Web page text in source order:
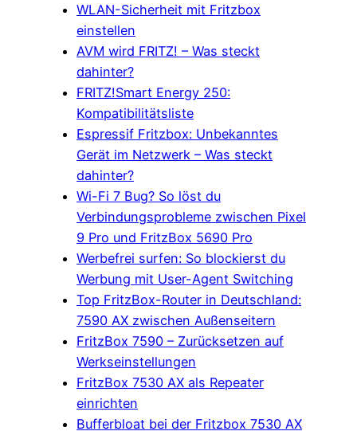
WLAN-Sicherheit mit Fritzbox
einstellen
AVM wird FRITZ! – Was steckt
dahinter?
FRITZ!Smart Energy 250:
Kompatibilitätsliste
Espressif Fritzbox: Unbekanntes
Gerät im Netzwerk – Was steckt
dahinter?
Wi-Fi 7 Bug? So löst du
Verbindungsprobleme zwischen Pixel
9 Pro und FritzBox 5690 Pro
Werbefrei surfen: So blockierst du
Werbung mit User-Agent Switching
Top FritzBox-Router in Deutschland:
7590 AX zwischen Außenseitern
FritzBox 7590 – Zurücksetzen auf
Werkseinstellungen
FritzBox 7530 AX als Repeater
einrichten
Bufferbloat bei der Fritzbox 7530 AX